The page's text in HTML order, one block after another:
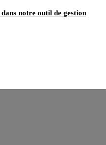
notre outil de gestion